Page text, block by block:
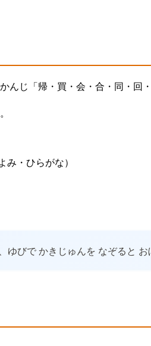
んじ「帰・買・会・合・同・回
み・ひらがな）
ゆびで かきじゅんを なぞると お